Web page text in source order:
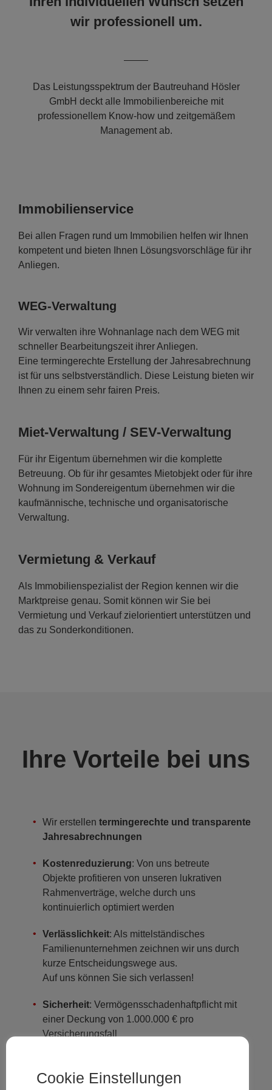
wir professionell um.
Das Leistungsspektrum der Bautreuhand Hösler
GmbH deckt alle Immobilienbereiche mit
professionellem Know-how und zeitgemäßem
Management ab.
Immobilienservice
Bei allen Fragen rund um Immobilien helfen wir Ihnen
kompetent und bieten Ihnen Lösungsvorschläge für ihr
Anliegen.
WEG-Verwaltung
Wir verwalten ihre Wohnanlage nach dem WEG mit
schneller Bearbeitungszeit ihrer Anliegen.
Eine termingerechte Erstellung der Jahresabrechnung
ist für uns selbstverständlich. Diese Leistung bieten wir
Ihnen zu einem sehr fairen Preis.
Miet-Verwaltung / SEV-Verwaltung
Für ihr Eigentum übernehmen wir die komplette
Betreuung. Ob für ihr gesamtes Mietobjekt oder für ihre
Wohnung im Sondereigentum übernehmen wir die
kaufmännische, technische und organisatorische
Verwaltung.
Vermietung & Verkauf
Als Immobilienspezialist der Region kennen wir die
Marktpreise genau. Somit können wir Sie bei
Vermietung und Verkauf zielorientiert unterstützen und
das zu Sonderkonditionen.
Ihre Vorteile bei uns
Wir erstellen termingerechte und transparente
Jahresabrechnungen
Kostenreduzierung: Von uns betreute
Objekte profitieren von unseren lukrativen
Rahmenverträge, welche durch uns
kontinuierlich optimiert werden
Verlässlichkeit: Als mittelständisches
Familienunternehmen zeichnen wir uns durch
kurze Entscheidungswege aus.
Auf uns können Sie sich verlassen!
Sicherheit: Vermögensschadenhaftpflicht mit
einer Deckung von 1.000.000 € pro
Versicherungsfall
Cookie Einstellungen